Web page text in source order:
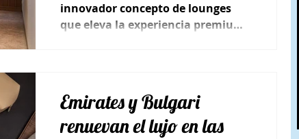
innovador concepto de lounges
que eleva la experiencia premium
Emirates y Bulgari
renuevan el lujo en las